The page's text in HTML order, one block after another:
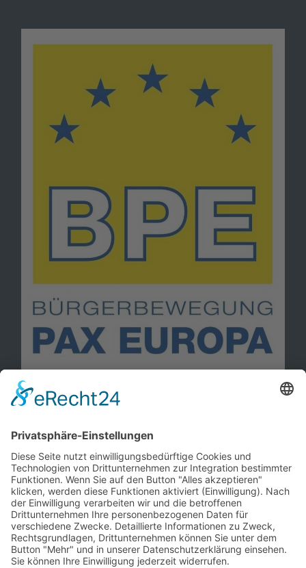
Kontakt
Mitglied werden!
Impressum
Datenschutz
Copyright 2023. All rights reserved.